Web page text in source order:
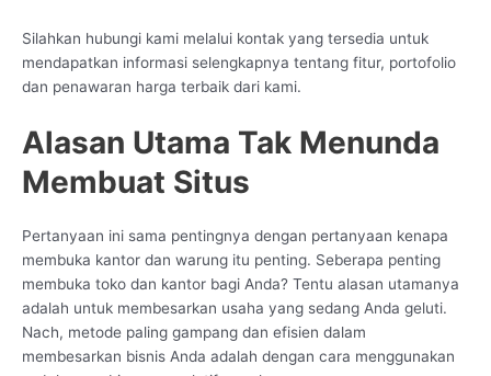
Silahkan hubungi kami melalui kontak yang tersedia untuk
mendapatkan informasi selengkapnya tentang fitur, portofolio
dan penawaran harga terbaik dari kami.
Alasan Utama Tak Menunda
Membuat Situs
Pertanyaan ini sama pentingnya dengan pertanyaan kenapa
membuka kantor dan warung itu penting. Seberapa penting
membuka toko dan kantor bagi Anda? Tentu alasan utamanya
adalah untuk membesarkan usaha yang sedang Anda geluti.
Nach, metode paling gampang dan efisien dalam
membesarkan bisnis Anda adalah dengan cara menggunakan